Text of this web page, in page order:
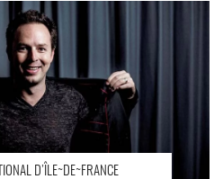
D’ÎLE~DE~FRANCE
parisien et citoyen du
/ Opéra Alfortville Orchestre